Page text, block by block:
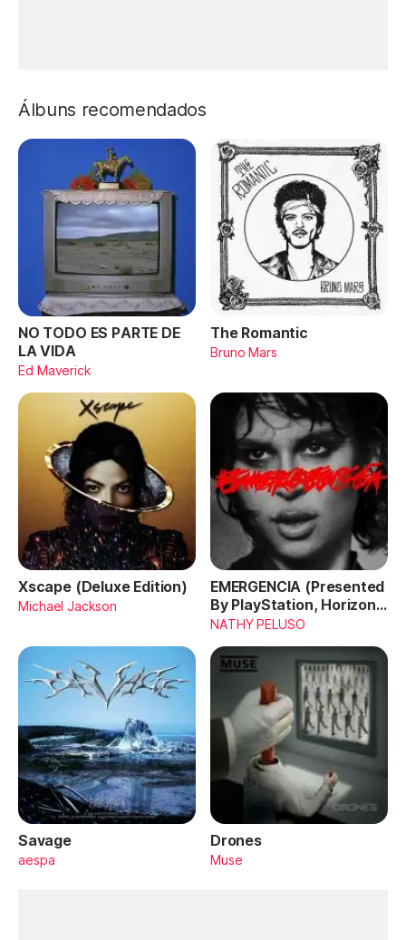
Álbuns recomendados
NO TODO ES PARTE DE
LA VIDA
Ed Maverick
The Romantic
Bruno Mars
Xscape (Deluxe Edition)
Michael Jackson
EMERGENCIA (Presented
By PlayStation, Horizon
Forbidden West)
NATHY PELUSO
Savage
aespa
Drones
Muse